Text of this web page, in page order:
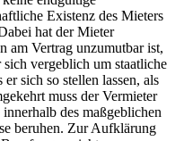
Existenz des Mieters
hat der Mieter
am Vertrag unzumutbar ist,
vergeblich um staatliche
sich so stellen lassen, als
muss der Vermieter
des maßgeblichen
beruhen. Zur Aufklärung